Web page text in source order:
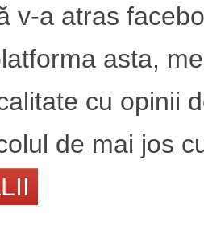
v-a atras
asta,
cu opinii
de mai jos